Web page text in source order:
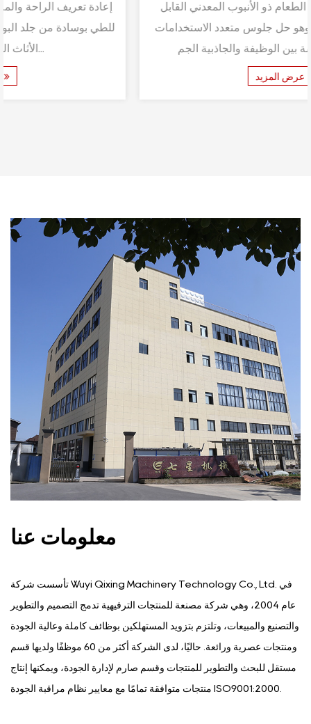
نقدم لكم كرسي تناول الطعام ذو الأنبوب المعدني القابل
للطي، بألوان مختلفة - وهو حل جلوس متعدد الاستخدامات
وأنيق يمزج بسلاسة بين الوظيفة والجاذبية الجم...
معلومات عنا
تأسست شركة Wuyi Qixing Machinery Technology Co., Ltd. في
عام 2004، وهي شركة مصنعة للمنتجات الترفيهية تدمج التصميم والتطوير
والتصنيع والمبيعات، وتلتزم بتزويد المستهلكين بوظائف كاملة وعالية الجودة
ومنتجات عصرية ورائعة. حاليًا، لدى الشركة أكثر من 60 موظفًا ولديها قسم
مستقل للبحث والتطوير للمنتجات وقسم صارم لإدارة الجودة، ويمكنها إنتاج
منتجات متوافقة تمامًا مع معايير نظام مراقبة الجودة ISO9001:2000.